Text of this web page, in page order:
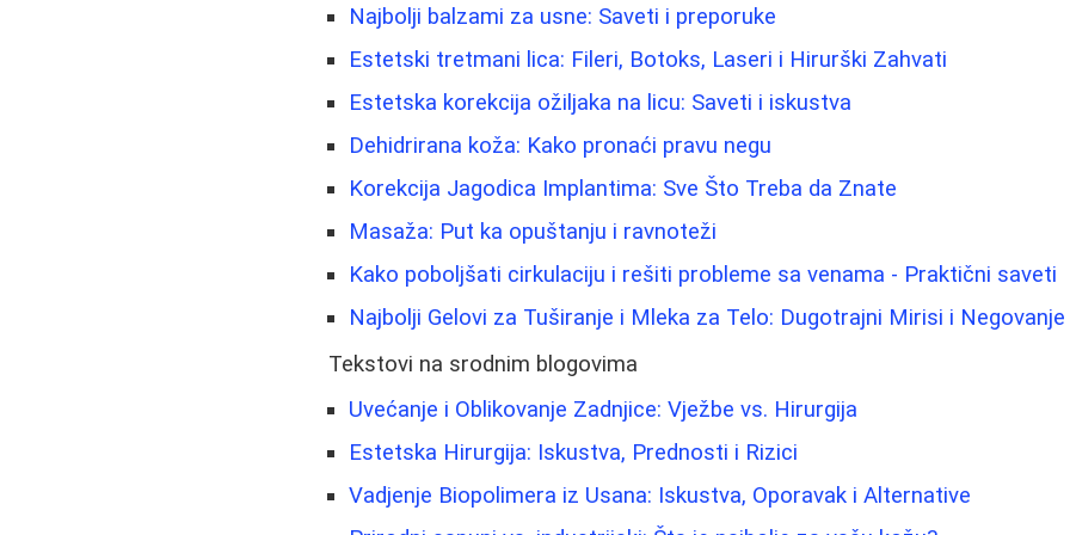
Najbolji balzami za usne: Saveti i preporuke
Estetski tretmani lica: Fileri, Botoks, Laseri i Hirurški Zahvati
Estetska korekcija ožiljaka na licu: Saveti i iskustva
Dehidrirana koža: Kako pronaći pravu negu
Korekcija Jagodica Implantima: Sve Što Treba da Znate
Masaža: Put ka opuštanju i ravnoteži
Kako poboljšati cirkulaciju i rešiti probleme sa venama - Praktični saveti
Najbolji Gelovi za Tuširanje i Mleka za Telo: Dugotrajni Mirisi i
Tekstovi na srodnim blogovima
Uvećanje i Oblikovanje Zadnjice: Vježbe vs. Hirurgija
Estetska Hirurgija: Iskustva, Prednosti i Rizici
Vadjenje Biopolimera iz Usana: Iskustva, Oporavak i Alternative